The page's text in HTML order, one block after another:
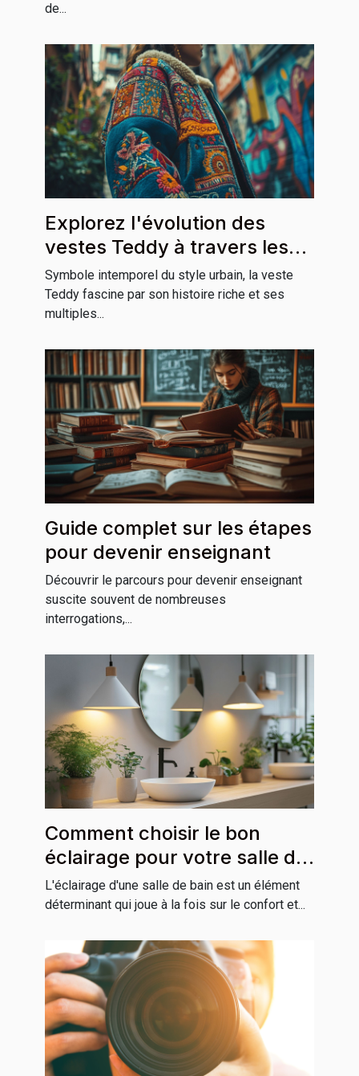
de...
Explorez l'évolution des
vestes Teddy à travers les
cultures
Symbole intemporel du style urbain, la veste
Teddy fascine par son histoire riche et ses
multiples...
Guide complet sur les étapes
pour devenir enseignant
Découvrir le parcours pour devenir enseignant
suscite souvent de nombreuses
interrogations,...
Comment choisir le bon
éclairage pour votre salle de
bain
L'éclairage d'une salle de bain est un élément
déterminant qui joue à la fois sur le confort et...